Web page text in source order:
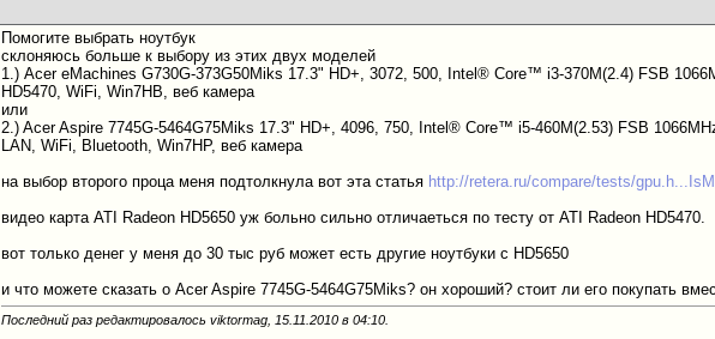
Помогите выбрать ноутбук
склоняюсь больше к выбору из этих двух моделей
1.) Acer eMachines G730G-373G50Miks 17.3" HD+, 3072, 500, Intel® Core™ i3-370M(2.4) FSB
HD5470, WiFi, Win7HB, веб камера
или
2.) Acer Aspire 7745G-5464G75Miks 17.3" HD+, 4096, 750, Intel® Core™ i5-460M(2.53) FSB
LAN, WiFi, Bluetooth, Win7HP, веб камера
на выбор второго проца меня подтолкнула вот эта статья http://retera.ru/compare/tests/
видео карта ATI Radeon HD5650 уж больно сильно отличаеться по тесту от ATI Radeon HD5470.
вот только денег у меня до 30 тыс руб может есть другие ноутбуки с HD5650
и что можете сказать о Acer Aspire 7745G-5464G75Miks? он хороший? стоит ли его покупать
Последний раз редактировалось viktormag, 15.11.2010 в04:10